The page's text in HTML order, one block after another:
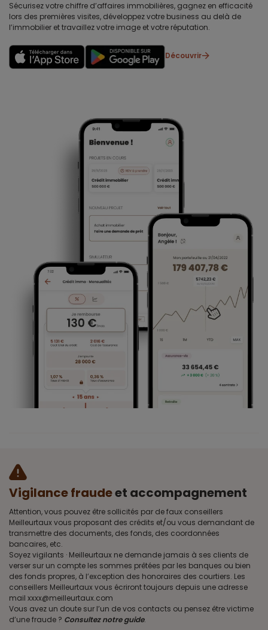
Sécurisez votre chiffre d’affaires immobilières, gagnez en efficacité
lors des premières visites, développez votre business au delà de
l’immobilier et travaillez votre image et votre réputation.
Découvrir
Vigilance fraudeet accompagnement
Attention, vous pouvez être sollicités par de faux conseillers
Meilleurtaux vous proposant des crédits et/ou vous demandant de
transmettre des documents, des fonds, des coordonnées
bancaires, etc.
Soyez vigilants · Meilleurtaux ne demande jamais à ses clients de
verser sur un compte les sommes prêtées par les banques ou bien
des fonds propres, à l’exception des honoraires des courtiers. Les
conseillers Meilleurtaux vous écriront toujours depuis une adresse
mail xxxx@meilleurtaux.com
Vous avez un doute sur l’un de vos contacts ou pensez être victime
d’une fraude ? Consultez notre guide.